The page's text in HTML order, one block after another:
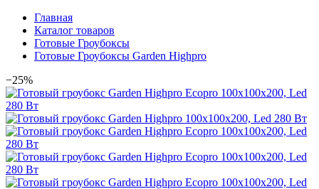
Главная
Каталог товаров
Готовые Гроубоксы
Готовые Гроубоксы Garden Highpro
−25%